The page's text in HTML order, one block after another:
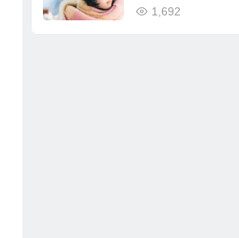
哈爾濱相親娶哈爾
1,692